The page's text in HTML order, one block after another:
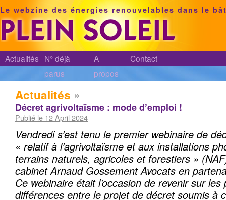
Le webzine des énergies renouvelables dans le
Actualités N° déjà
parus
A
propos
Contact
Actualités »
Décret agrivoltaïsme : mode d’emploi !
Publié le 12 April 2024
Vendredi s’est tenu le premier webinaire de
« relatif à l’agrivoltaïsme et aux installations
terrains naturels, agricoles et forestiers »
cabinet Arnaud Gossement Avocats en
Ce webinaire était l’occasion de revenir sur les
différences entre le projet de décret soumis à